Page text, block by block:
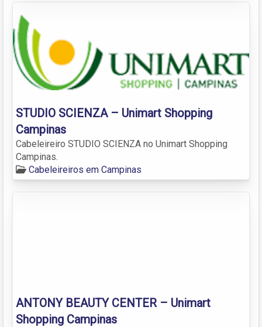
STUDIO SCIENZA – Unimart Shopping
Campinas
Cabeleireiro STUDIO SCIENZA no Unimart Shopping
Campinas.
Cabeleireiros em Campinas
ANTONY BEAUTY CENTER – Unimart
Shopping Campinas